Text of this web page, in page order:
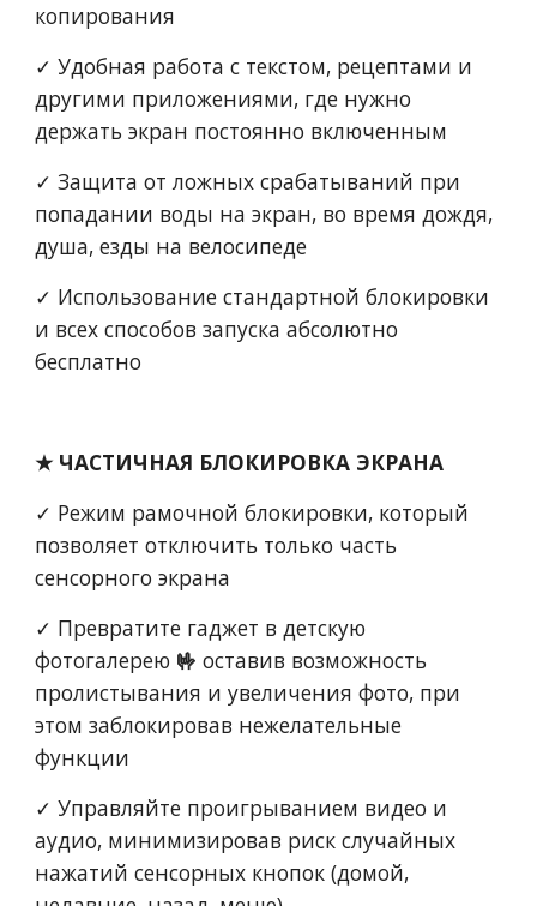
копирования
✓ Удобная работа с текстом, рецептами и
другими приложениями, где нужно
держать экран постоянно включенным
✓ Защита от ложных срабатываний при
попадании воды на экран, во время дождя,
душа, езды на велосипеде
✓ Использование стандартной блокировки
и всех способов запуска абсолютно
бесплатно
★ ЧАСТИЧНАЯ БЛОКИРОВКА ЭКРАНА
✓ Режим рамочной блокировки, который
позволяет отключить только часть
сенсорного экрана
✓ Превратите гаджет в детскую
фотогалерею 🤟 оставив возможность
пролистывания и увеличения фото, при
этом заблокировав нежелательные
функции
✓ Управляйте проигрыванием видео и
аудио, минимизировав риск случайных
нажатий сенсорных кнопок (домой,